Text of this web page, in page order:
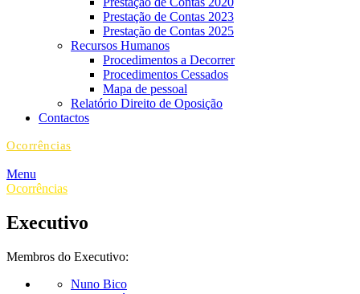
Prestação de Contas 2023
Prestação de Contas 2025
Recursos Humanos
Procedimentos a Decorrer
Procedimentos Cessados
Mapa de pessoal
Relatório Direito de Oposição
Contactos
Ocorrências
Menu
Ocorrências
Executivo
Membros do Executivo:
Nuno Bico